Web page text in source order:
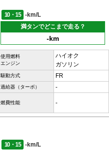
10・15
-km/L
満タンでどこまで走る？
-km
使用燃料
エンジン
ハイオク
ガソリン
駆動方式 FR
過給器（ターボ） -
燃費性能 -
10・15
-km/L